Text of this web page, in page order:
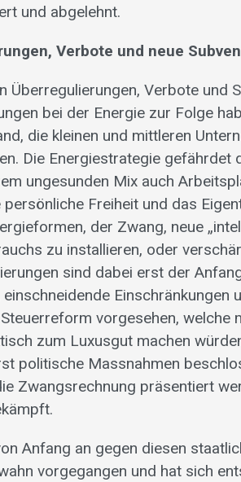
und abgelehnt.
Verbote und neue
Überregulierungen, Verbote und
bei der Energie zur Folge
die kleinen und mittleren
Die Energiestrategie gefährdet
ungesunden Mix auch
persönliche Freiheit und das
der Zwang, neue
zu installieren, oder
sind dabei erst der
Einschränkungen
vorgesehen, welche
zum Luxusgut machen
politische Massnahmen
Zwangsrechnung präsentiert
Anfang an gegen diesen
vorgegangen und hat sich